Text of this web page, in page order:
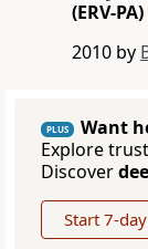
(ERV-PA)
2010 by
PLUS
Want
Explore
Discover
Start 7-